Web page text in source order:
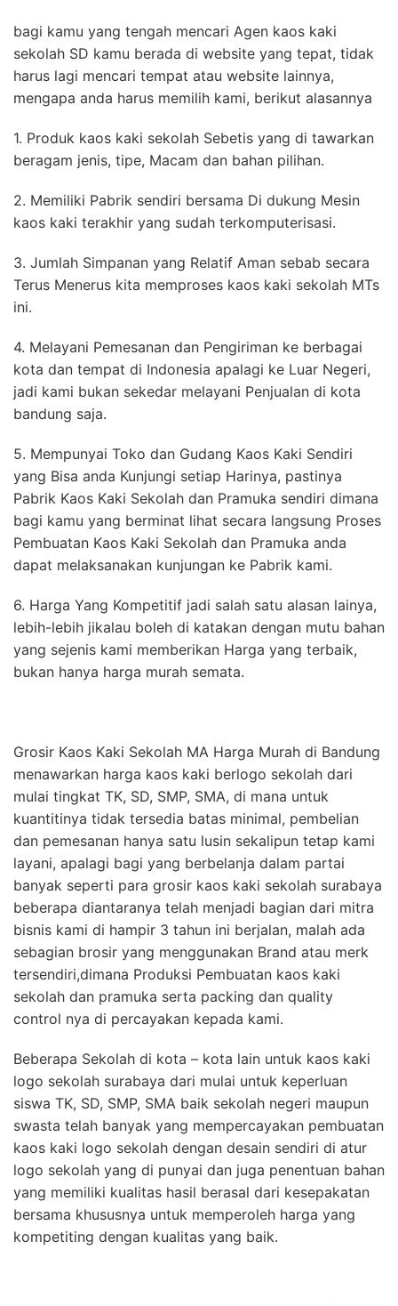
bagi kamu yang tengah mencari Agen kaos kaki
sekolah SD kamu berada di website yang tepat, tidak
harus lagi mencari tempat atau website lainnya,
mengapa anda harus memilih kami, berikut alasannya
1. Produk kaos kaki sekolah Sebetis yang di tawarkan
beragam jenis, tipe, Macam dan bahan pilihan.
2. Memiliki Pabrik sendiri bersama Di dukung Mesin
kaos kaki terakhir yang sudah terkomputerisasi.
3. Jumlah Simpanan yang Relatif Aman sebab secara
Terus Menerus kita memproses kaos kaki sekolah MTs
ini.
4. Melayani Pemesanan dan Pengiriman ke berbagai
kota dan tempat di Indonesia apalagi ke Luar Negeri,
jadi kami bukan sekedar melayani Penjualan di kota
bandung saja.
5. Mempunyai Toko dan Gudang Kaos Kaki Sendiri
yang Bisa anda Kunjungi setiap Harinya, pastinya
Pabrik Kaos Kaki Sekolah dan Pramuka sendiri dimana
bagi kamu yang berminat lihat secara langsung Proses
Pembuatan Kaos Kaki Sekolah dan Pramuka anda
dapat melaksanakan kunjungan ke Pabrik kami.
6. Harga Yang Kompetitif jadi salah satu alasan lainya,
lebih-lebih jikalau boleh di katakan dengan mutu bahan
yang sejenis kami memberikan Harga yang terbaik,
bukan hanya harga murah semata.
Grosir Kaos Kaki Sekolah MA Harga Murah di Bandung
menawarkan harga kaos kaki berlogo sekolah dari
mulai tingkat TK, SD, SMP, SMA, di mana untuk
kuantitinya tidak tersedia batas minimal, pembelian
dan pemesanan hanya satu lusin sekalipun tetap kami
layani, apalagi bagi yang berbelanja dalam partai
banyak seperti para grosir kaos kaki sekolah surabaya
beberapa diantaranya telah menjadi bagian dari mitra
bisnis kami di hampir 3 tahun ini berjalan, malah ada
sebagian brosir yang menggunakan Brand atau merk
tersendiri,dimana Produksi Pembuatan kaos kaki
sekolah dan pramuka serta packing dan quality
control nya di percayakan kepada kami.
Beberapa Sekolah di kota – kota lain untuk kaos kaki
logo sekolah surabaya dari mulai untuk keperluan
siswa TK, SD, SMP, SMA baik sekolah negeri maupun
swasta telah banyak yang mempercayakan pembuatan
kaos kaki logo sekolah dengan desain sendiri di atur
logo sekolah yang di punyai dan juga penentuan bahan
yang memiliki kualitas hasil berasal dari kesepakatan
bersama khususnya untuk memperoleh harga yang
kompetiting dengan kualitas yang baik.